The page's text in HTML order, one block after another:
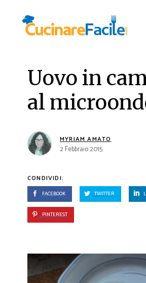
Uovo in
al
MYRIAM AMATO
2 Febbraio 2015
CONDIVIDI:
FACEBOOK TWITTER
PINTEREST